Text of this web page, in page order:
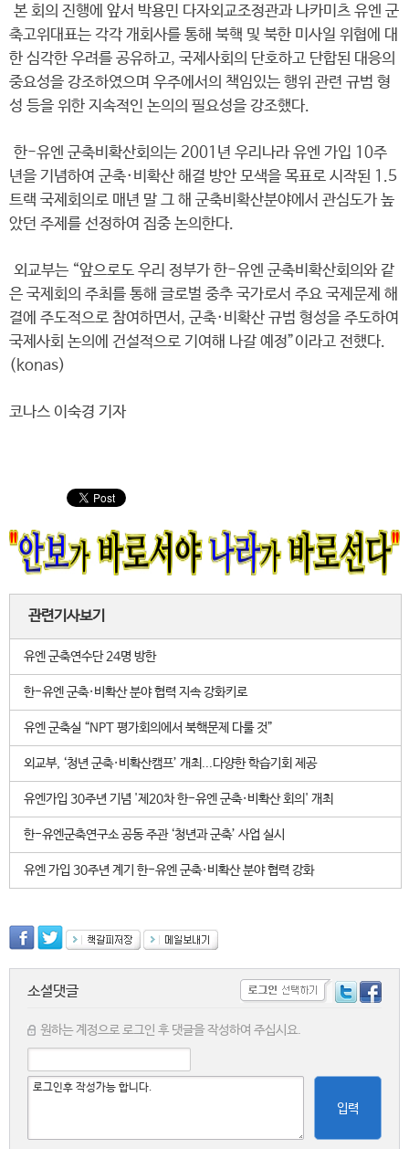
본 회의 진행에 앞서 박용민 다자외교조정관과 나카미츠 유엔 군
축고위대표는 각각 개회사를 통해 북핵 및 북한 미사일 위협에 대
한 심각한 우려를 공유하고, 국제사회의 단호하고 단합된 대응의
중요성을 강조하였으며 우주에서의 책임있는 행위 관련 규범 형
성 등을 위한 지속적인 논의의 필요성을 강조했다.
한-유엔 군축비확산회의는 2001년 우리나라 유엔 가입 10주
년을 기념하여 군축·비확산 해결 방안 모색을 목표로 시작된 1.5
트랙 국제회의로 매년 말 그 해 군축비확산분야에서 관심도가 높
았던 주제를 선정하여 집중 논의한다.
외교부는 “앞으로도 우리 정부가 한-유엔 군축비확산회의와 같
은 국제회의 주최를 통해 글로벌 중추 국가로서 주요 국제문제 해
결에 주도적으로 참여하면서, 군축·비확산 규범 형성을 주도하여
국제사회 논의에 건설적으로 기여해 나갈 예정”이라고 전했다.
(konas)
코나스 이숙경 기자
관련기사보기
유엔 군축연수단 24명 방한
한-유엔 군축·비확산 분야 협력 지속 강화키로
유엔 군축실 “NPT 평가회의에서 북핵문제 다룰 것”
외교부, ‘청년 군축·비확산캠프’ 개최...다양한 학습기회 제공
유엔가입 30주년 기념 '제20차 한-유엔 군축·비확산 회의' 개최
한-유엔군축연구소 공동 주관 ‘청년과 군축’ 사업 실시
유엔 가입 30주년 계기 한-유엔 군축·비확산 분야 협력 강화
소셜댓글
원하는 계정으로 로그인 후 댓글을 작성하여 주십시요.
입력